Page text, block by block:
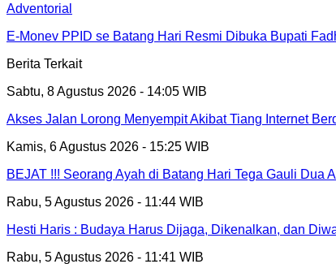
Adventorial
E-Monev PPID se Batang Hari Resmi Dibuka Bupati
Berita Terkait
Sabtu, 8 Agustus 2026 - 14:05 WIB
Akses Jalan Lorong Menyempit Akibat Tiang Internet
Kamis, 6 Agustus 2026 - 15:25 WIB
BEJAT !!! Seorang Ayah di Batang Hari Tega Gauli Dua
Rabu, 5 Agustus 2026 - 11:44 WIB
Hesti Haris : Budaya Harus Dijaga, Dikenalkan, dan
Rabu, 5 Agustus 2026 - 11:41 WIB